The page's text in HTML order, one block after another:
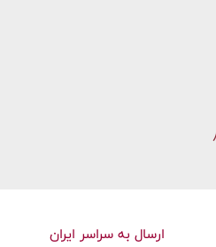
ارسال به سراسر ایران